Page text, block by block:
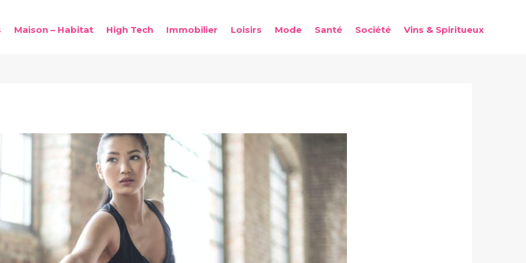
Maison – Habitat High Tech Immobilier Loisirs Mode Santé Société Vins & Spiritueux